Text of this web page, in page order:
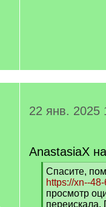
22 янв. 2025
AnastasiaX
[
q
]
Спасите,
https://xn--
просмотр
переискала.